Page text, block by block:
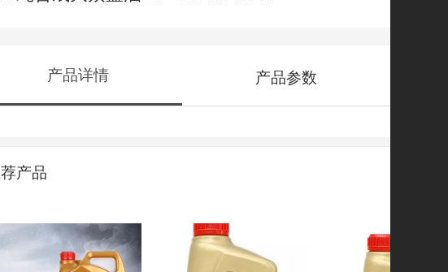
产品详情 产品参数
产品